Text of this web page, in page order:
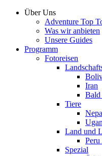
Über Uns
Adventure Top
Was wir anbieten
Unsere Guides
Programm
Fotoreisen
Iran
Bald
Tiere
Land und
Spezial